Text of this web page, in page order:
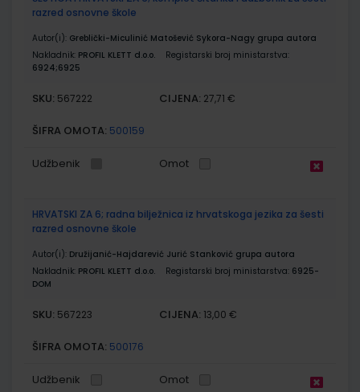
razred osnovne škole
Autor(i): Greblički-Miculinić Matošević Sykora-Nagy grupa autora
Nakladnik: PROFIL KLETT d.o.o.
Registarski broj ministarstva:
6924;6925
SKU: 567222 CIJENA: 27,71 €
ŠIFRA OMOTA: 500159
Udžbenik Omot
HRVATSKI ZA 6; radna bilježnica iz hrvatskoga jezika za šesti
razred osnovne škole
Autor(i): Družijanić-Hajdarević Jurić Stanković grupa autora
Nakladnik: PROFIL KLETT d.o.o. Registarski broj ministarstva: 6925-
DOM
SKU: 567223 CIJENA: 13,00 €
ŠIFRA OMOTA: 500176
Udžbenik Omot